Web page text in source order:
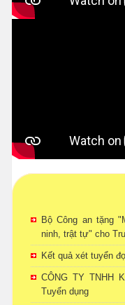
Bộ Công an tặng
ninh, trật tự" cho
Kết quả xét tuyển
CÔNG TY TNHH
Tuyển dụng